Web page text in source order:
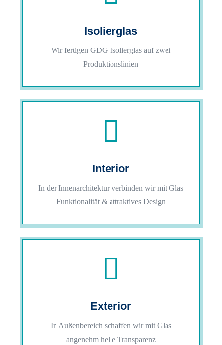
Isolierglas
Wir fertigen GDG Isolierglas auf zwei
Produktionslinien

Interior
In der Innenarchitektur verbinden wir mit Glas
Funktionalität & attraktives Design

Exterior
In Außenbereich schaffen wir mit Glas
angenehm helle Transparenz